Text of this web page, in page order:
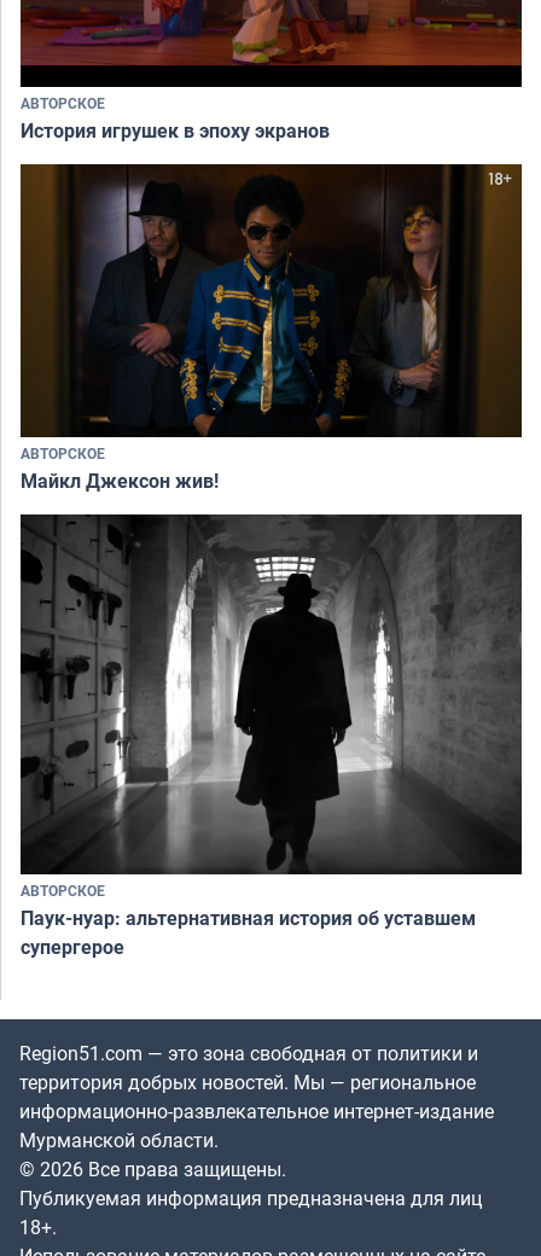
АВТОРСКОЕ
История игрушек в эпоху экранов
АВТОРСКОЕ
Майкл Джексон жив!
АВТОРСКОЕ
Паук-нуар: альтернативная история об уставшем
супергерое
Region51.com — это зона свободная от политики и
территория добрых новостей. Мы — региональное
информационно-развлекательное интернет-издание
Мурманской области.
© 2026 Все права защищены.
Публикуемая информация предназначена для лиц
18+.